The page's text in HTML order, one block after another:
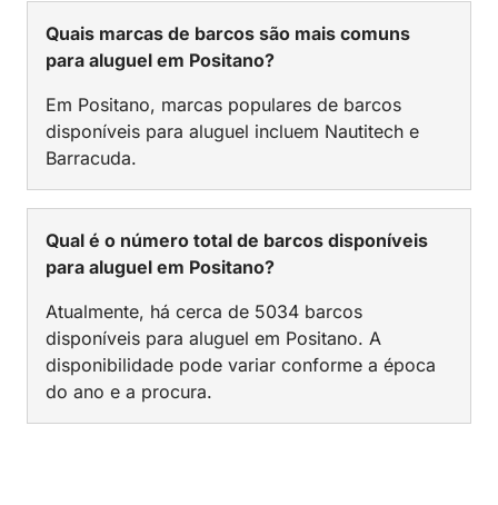
Quais marcas de barcos são mais comuns
para aluguel em Positano?
Em Positano, marcas populares de barcos
disponíveis para aluguel incluem Nautitech e
Barracuda.
Qual é o número total de barcos disponíveis
para aluguel em Positano?
Atualmente, há cerca de 5034 barcos
disponíveis para aluguel em Positano. A
disponibilidade pode variar conforme a época
do ano e a procura.